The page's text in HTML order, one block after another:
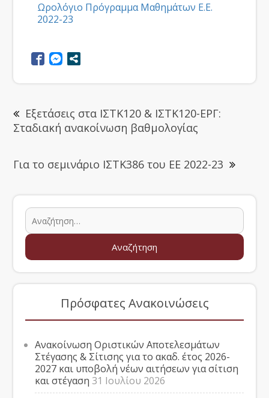
Ωρολόγιο Πρόγραμμα Μαθημάτων Ε.Ε.
2022-23
Εξετάσεις στα ΙΣΤΚ120 & ΙΣΤΚ120-ΕΡΓ:
Σταδιακή ανακοίνωση βαθμολογίας
Για το σεμινάριο ΙΣΤΚ386 του ΕΕ 2022-23
Πρόσφατες Ανακοινώσεις
Ανακοίνωση Οριστικών Αποτελεσμάτων
Στέγασης & Σίτισης για το ακαδ. έτος 2026-
2027 και υποβολή νέων αιτήσεων για σίτιση
και στέγαση 31 Ιουλίου 2026